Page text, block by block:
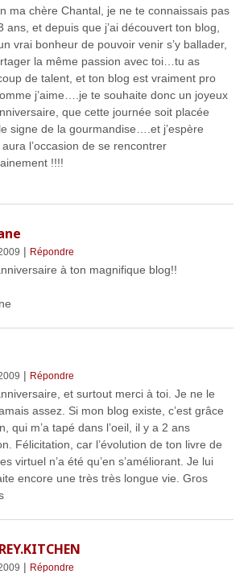
ma chère Chantal, je ne te connaissais pas
ans, et depuis que j’ai découvert ton blog,
vrai bonheur de pouvoir venir s’y ballader,
la même passion avec toi…tu as
de talent, et ton blog est vraiment pro
j’aime….je te souhaite donc un joyeux
que cette journée soit placée
signe de la gourmandise….et j’espère
aura l’occasion de se rencontrer
!!!!
| Répondre
à ton magnifique blog!!
| Répondre
et surtout merci à toi. Je ne le
assez. Si mon blog existe, c’est grâce
qui m’a tapé dans l’oeil, il y a 2 ans
Félicitation, car l’évolution de ton livre de
virtuel n’a été qu’en s’améliorant. Je lui
encore une très très longue vie. Gros
| Répondre